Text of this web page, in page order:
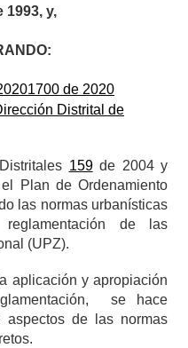
1993, y,
de 2020
Distrital de
159de 2004 y
Plan de Ordenamiento
las normas urbanísticas
de las
(UPZ).
aplicación y apropiación
se hace
aspectos de las normas